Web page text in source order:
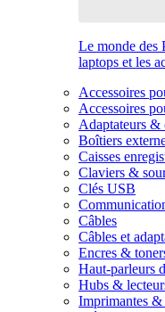
Le monde des
laptops et les
Accessoires
Accessoires
Adaptateurs &
Boîtiers
Caisses
Claviers &
Clés USB
Câbles
Câbles et
Encres &
Haut-parleurs
Hubs &
Imprimantes &